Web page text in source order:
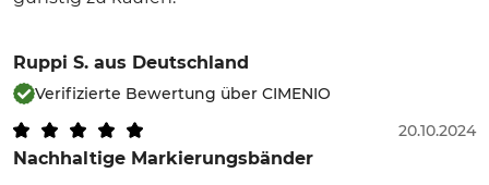
Ruppi S. aus Deutschland
Verifizierte Bewertung über CIMENIO
Nachhaltige Markierungsbänder
20.10.2024